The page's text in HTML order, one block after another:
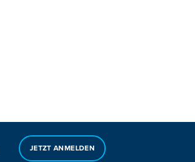
JETZT ANMELDEN